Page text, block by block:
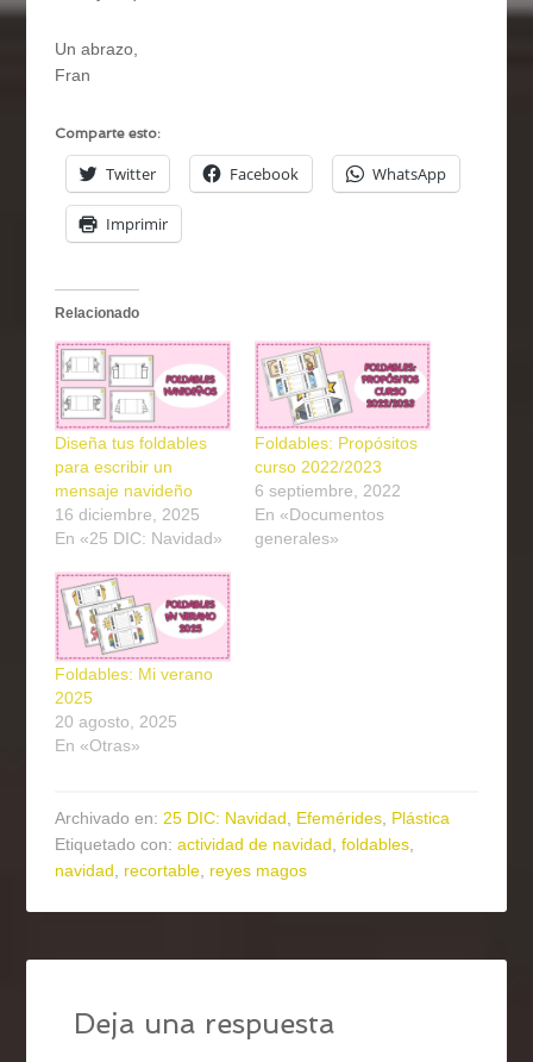
Un abrazo,
Fran
Comparte esto:
Twitter Facebook WhatsApp
Imprimir
Relacionado
Diseña tus foldables
para escribir un
mensaje navideño
16 diciembre, 2025
En «25 DIC: Navidad»
Foldables: Propósitos
curso 2022/2023
6 septiembre, 2022
En «Documentos
generales»
Foldables: Mi verano
2025
20 agosto, 2025
En «Otras»
Archivado en:25 DIC: Navidad, Efemérides, Plástica
Etiquetado con:actividad de navidad,foldables,
navidad, recortable, reyes magos
Deja una respuesta